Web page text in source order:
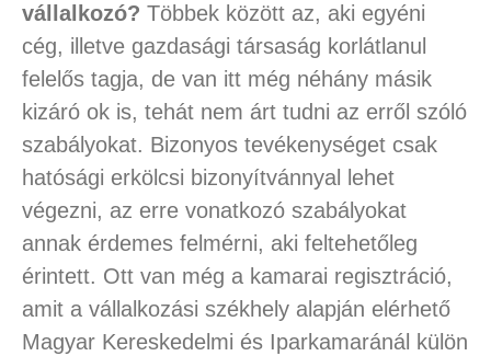
vállalkozó? Többek között az, aki egyéni
cég, illetve gazdasági társaság korlátlanul
felelős tagja, de van itt még néhány másik
kizáró ok is, tehát nem árt tudni az erről szóló
szabályokat. Bizonyos tevékenységet csak
hatósági erkölcsi bizonyítvánnyal lehet
végezni, az erre vonatkozó szabályokat
annak érdemes felmérni, aki feltehetőleg
érintett. Ott van még a kamarai regisztráció,
amit a vállalkozási székhely alapján elérhető
Magyar Kereskedelmi és Iparkamaránál külön